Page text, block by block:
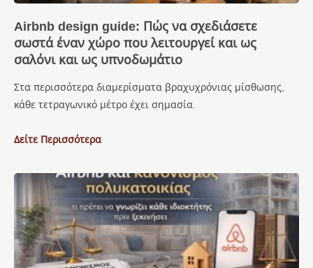
Airbnb design guide: Πώς να σχεδιάσετε
σωστά έναν χώρο που λειτουργεί και ως
σαλόνι και ως υπνοδωμάτιο
Στα περισσότερα διαμερίσματα βραχυχρόνιας μίσθωσης,
κάθε τετραγωνικό μέτρο έχει σημασία.
Δείτε Περισσότερα